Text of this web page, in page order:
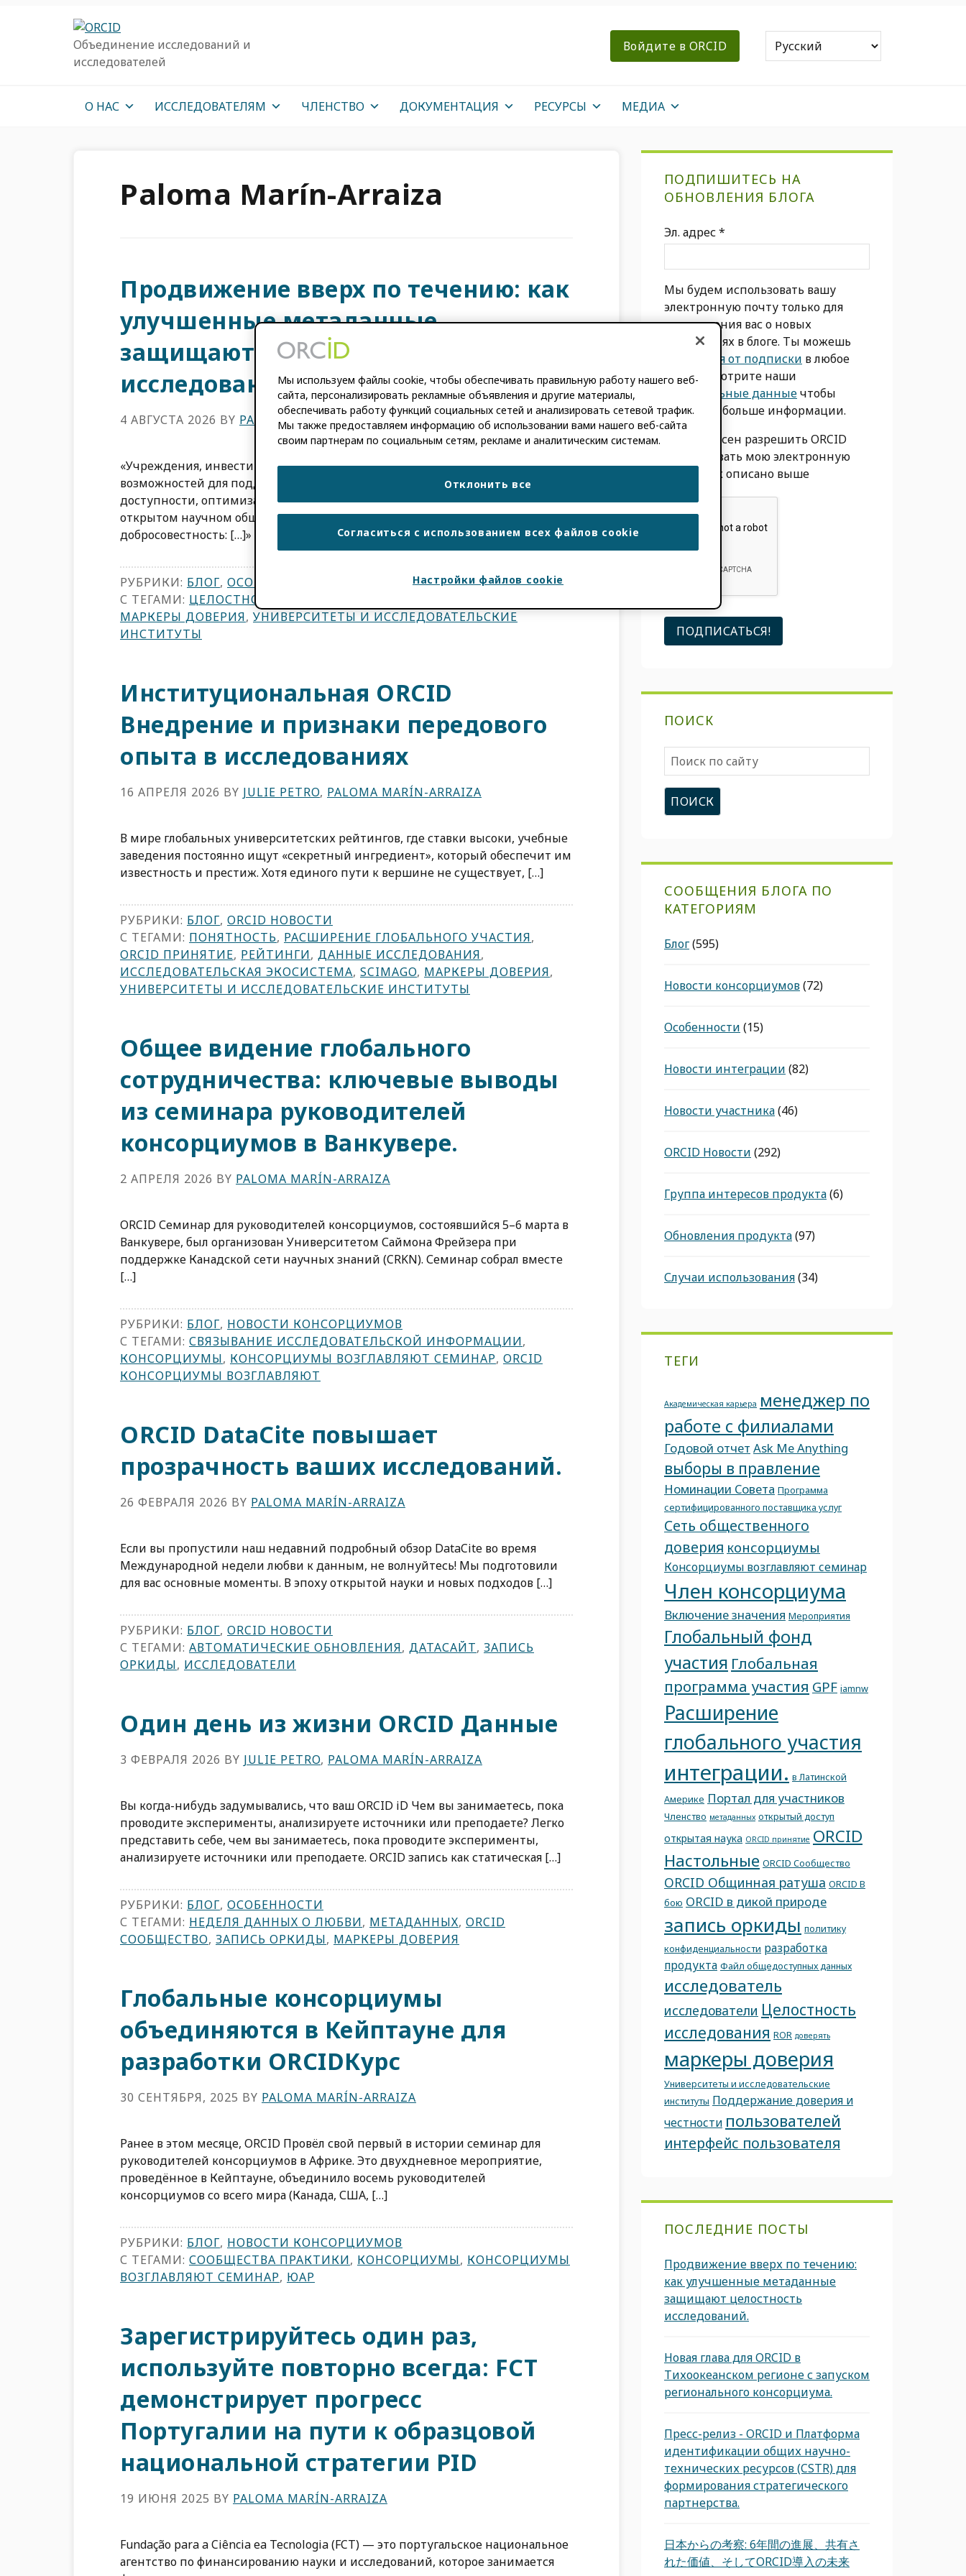
Объединение исследований и
исследователей
Войдите в ORCID
О НАС ИССЛЕДОВАТЕЛЯМ ЧЛЕНСТВО ДОКУМЕНТАЦИЯ РЕСУРСЫ МЕДИА
Paloma Marín-Arraiza
Продвижение вверх по течению: как
улучшенные метаданные
защищают целостность
исследований.
4 АВГУСТА 2026 BY PALOMA MARÍN-ARRAIZA,SHIVENDRA NAIDOO
«Учреждения, инвестирующие в качество метаданных, имеют больше
возможностей для поддержки научной добросовестности, улучшения
доступности, оптимизации рабочих процессов и укрепления своей роли в
открытом научном общении». – Ивонн Кэмпфенс, «Научная
добросовестность: […]»
РУБРИКИ: БЛОГ, ОСОБЕННОСТИ
СЛУЧАИ ИСПОЛЬЗОВАНИЯ
С ТЕГАМИ: ЦЕЛОСТНОСТЬ ИССЛЕДОВАНИЯ
МАРКЕРЫ ДОВЕРИЯ, УНИВЕРСИТЕТЫ И ИССЛЕДОВАТЕЛЬСКИЕ
ИНСТИТУТЫ
Институциональная ORCID
Внедрение и признаки передового
опыта в исследованиях
16 АПРЕЛЯ 2026 BY JULIE PETRO, PALOMA MARÍN-ARRAIZA
В мире глобальных университетских рейтингов, где ставки высоки, учебные
заведения постоянно ищут «секретный ингредиент», который обеспечит им
известность и престиж. Хотя единого пути к вершине не существует, […]
РУБРИКИ: БЛОГ, ORCID НОВОСТИ
С ТЕГАМИ: ПОНЯТНОСТЬ, РАСШИРЕНИЕ ГЛОБАЛЬНОГО УЧАСТИЯ,
ORCID ПРИНЯТИЕ, РЕЙТИНГИ, ДАННЫЕ ИССЛЕДОВАНИЯ,
ИССЛЕДОВАТЕЛЬСКАЯ ЭКОСИСТЕМА, SCIMAGO, МАРКЕРЫ ДОВЕРИЯ,
УНИВЕРСИТЕТЫ И ИССЛЕДОВАТЕЛЬСКИЕ ИНСТИТУТЫ
Общее видение глобального
сотрудничества: ключевые выводы
из семинара руководителей
консорциумов в Ванкувере.
2 АПРЕЛЯ 2026 BY PALOMA MARÍN-ARRAIZA
ORCID Семинар для руководителей консорциумов, состоявшийся 5–6 марта в
Ванкувере, был организован Университетом Саймона Фрейзера при
поддержке Канадской сети научных знаний (CRKN). Семинар собрал вместе
[…]
РУБРИКИ: БЛОГ, НОВОСТИ КОНСОРЦИУМОВ
С ТЕГАМИ: СВЯЗЫВАНИЕ ИССЛЕДОВАТЕЛЬСКОЙ ИНФОРМАЦИИ,
КОНСОРЦИУМЫ, КОНСОРЦИУМЫ ВОЗГЛАВЛЯЮТ СЕМИНАР, ORCID
КОНСОРЦИУМЫ ВОЗГЛАВЛЯЮТ
ORCID DataCite повышает
прозрачность ваших исследований.
26 ФЕВРАЛЯ 2026 BY PALOMA MARÍN-ARRAIZA
Если вы пропустили наш недавний подробный обзор DataCite во время
Международной недели любви к данным, не волнуйтесь! Мы подготовили
для вас основные моменты. В эпоху открытой науки и новых подходов […]
РУБРИКИ: БЛОГ, ORCID НОВОСТИ
С ТЕГАМИ: АВТОМАТИЧЕСКИЕ ОБНОВЛЕНИЯ, ДАТАСАЙТ, ЗАПИСЬ
ОРКИДЫ, ИССЛЕДОВАТЕЛИ
Один день из жизни ORCID Данные
3 ФЕВРАЛЯ 2026 BY JULIE PETRO, PALOMA MARÍN-ARRAIZA
Вы когда-нибудь задумывались, что ваш ORCID iD Чем вы занимаетесь, пока
проводите эксперименты, анализируете источники или преподаете? Легко
представить себе, чем вы занимаетесь, пока проводите эксперименты,
анализируете источники или преподаете. ORCID запись как статическая […]
РУБРИКИ: БЛОГ, ОСОБЕННОСТИ
С ТЕГАМИ: НЕДЕЛЯ ДАННЫХ О ЛЮБВИ, МЕТАДАННЫХ, ORCID
СООБЩЕСТВО, ЗАПИСЬ ОРКИДЫ, МАРКЕРЫ ДОВЕРИЯ
Глобальные консорциумы
объединяются в Кейптауне для
разработки ORCIDКурс
30 СЕНТЯБРЯ, 2025 BY PALOMA MARÍN-ARRAIZA
Ранее в этом месяце, ORCID Провёл свой первый в истории семинар для
руководителей консорциумов в Африке. Это двухдневное мероприятие,
проведённое в Кейптауне, объединило восемь руководителей
консорциумов со всего мира (Канада, США, […]
РУБРИКИ: БЛОГ, НОВОСТИ КОНСОРЦИУМОВ
С ТЕГАМИ: СООБЩЕСТВА ПРАКТИКИ, КОНСОРЦИУМЫ, КОНСОРЦИУМЫ
ВОЗГЛАВЛЯЮТ СЕМИНАР, ЮАР
Зарегистрируйтесь один раз,
используйте повторно всегда: FCT
демонстрирует прогресс
Португалии на пути к образцовой
национальной стратегии PID
19 ИЮНЯ 2025 BY PALOMA MARÍN-ARRAIZA
Fundação para a Ciência ea Tecnologia (FCT) — это португальское национальное
агентство по финансированию науки и исследований, которое занимается
боковая
панель
ПОДПИШИТЕСЬ НА
ОБНОВЛЕНИЯ БЛОГА
Эл. адрес*
Мы будем использовать вашу
электронную почту только для
уведомления вас о новых
сообщениях в блоге. Ты можешь
отказаться от подписки в любое
время. Смотрите наши
Персональные данныечтобы
получить больше информации.
Я согласен разрешить ORCID
использовать мою электронную
почту, как описано выше
ПОИСК
Поиск
по
сайту
СООБЩЕНИЯ БЛОГА ПО
КАТЕГОРИЯМ
Блог(595)
Новости консорциумов(72)
Особенности (15)
Новости интеграции (82)
Новости участника(46)
ORCID Новости (292)
Группа интересов продукта(6)
Обновления продукта(97)
Случаи использования(34)
ТЕГИ
Академическая карьера менеджер по
работе с филиалами
Годовой отчет Ask Me Anything
выборы в правление
Номинации Совета Программа
сертифицированного поставщика услуг
Сеть общественного
доверия консорциумы
Консорциумы возглавляют семинар
Член консорциума
Включение значения Мероприятия
Глобальный фонд
участия Глобальная
программа участия GPF iamnw
Расширение
глобального участия
интеграции. в Латинской
Америке Портал для участников
Членство метаданных открытый доступ
открытая наука ORCID принятие ORCID
Настольные ORCID Сообщество
ORCID Общинная ратуша ORCID В
бою ORCID в дикой природе
запись оркиды политику
конфиденциальности разработка
продукта Файл общедоступных данных
исследователь
исследователи Целостность
исследования ROR доверять
маркеры доверия
Университеты и исследовательские
институты Поддержание доверия и
честности пользователей
интерфейс пользователя
ПОСЛЕДНИЕ ПОСТЫ
Продвижение вверх по течению:
как улучшенные метаданные
защищают целостность
исследований.
Новая глава для ORCID в
Тихоокеанском регионе с запуском
регионального консорциума.
Пресс-релиз - ORCID и Платформа
идентификации общих научно-
технических ресурсов (CSTR) для
формирования стратегического
партнерства.
日本からの考察: 6年間の進展、共有さ
れた価値、そしてORCID導入の未来
Мы используем файлы cookie, чтобы обеспечивать правильную работу нашего веб-
сайта, персонализировать рекламные объявления и другие материалы,
обеспечивать работу функций социальных сетей и анализировать сетевой трафик.
Мы также предоставляем информацию об использовании вами нашего веб-сайта
своим партнерам по социальным сетям, рекламе и аналитическим системам.
Отклонить все
Согласиться с использованием всех файлов cookie
Настройки файлов cookie